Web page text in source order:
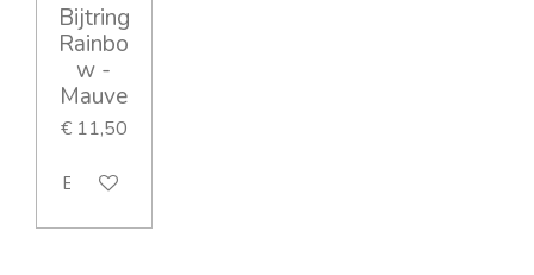
Bijtring
Rainbo
w -
Mauve
€ 11,50
Bekijk details